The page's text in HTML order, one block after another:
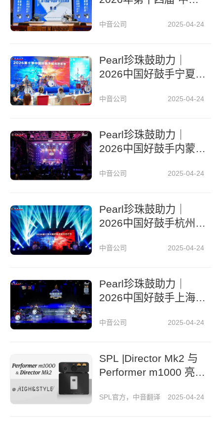
幕
中音公司 2025-04-24
Pearl珍珠鼓助力｜
2026中国好鼓手宁夏
中音公司 2025-04-24
Pearl珍珠鼓助力｜
2026中国好鼓手内蒙
中音公司 2025-04-24
Pearl珍珠鼓助力｜
2026中国好鼓手杭州
中音公司 2025-04-24
Pearl珍珠鼓助力｜
2026中国好鼓手上海
中音公司 2025-04-24
SPL |Director Mk2 与
Performer m1000 亮
志
SPL官方，中音翻译 2025-04-24